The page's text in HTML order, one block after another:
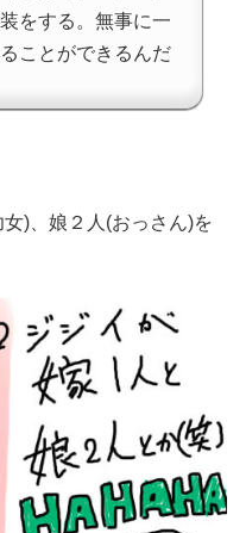
をする。無事に一
ことができるんだ
)、娘２人(おっさん)を